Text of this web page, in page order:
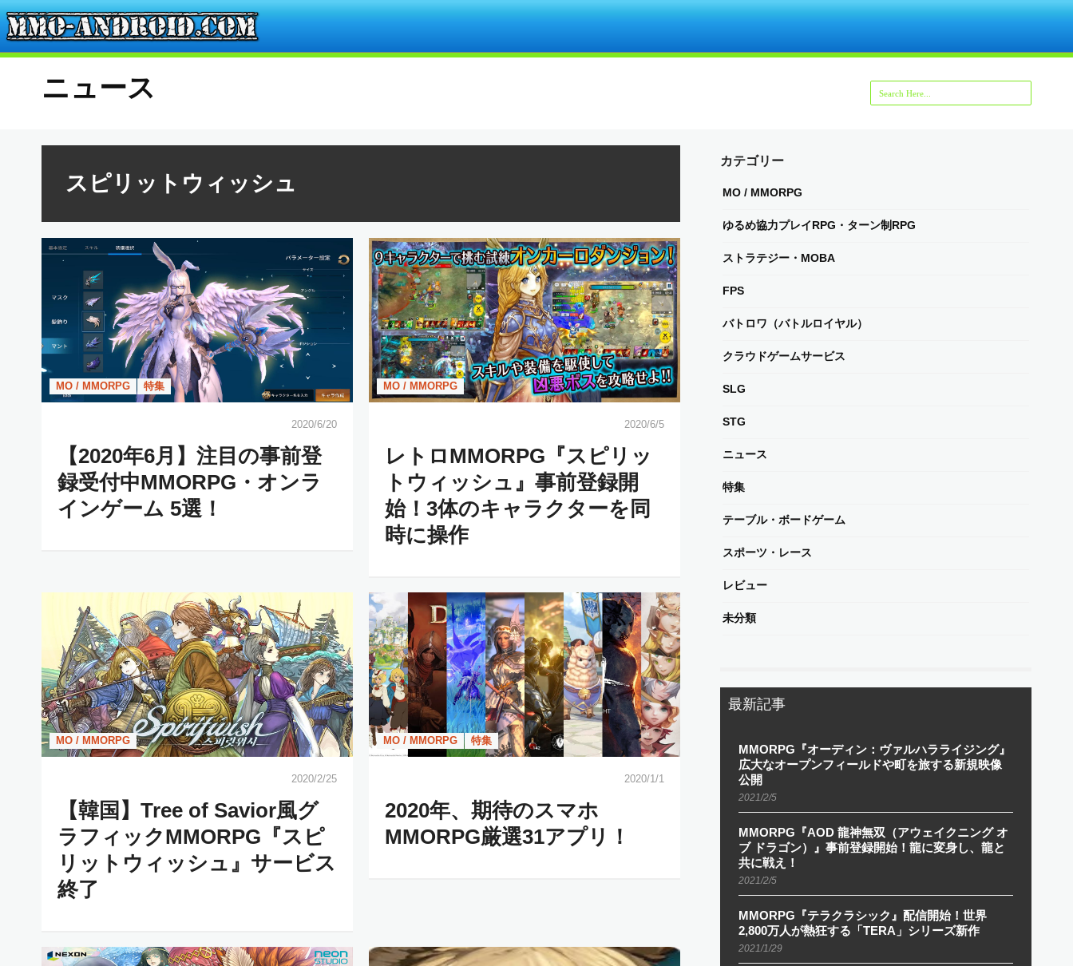
ニュース
スピリットウィッシュ
MO / MMORPG 特集
2020/6/20
【2020年6月】注目の事前登
録受付中MMORPG・オンラ
インゲーム 5選！
MO / MMORPG
2020/6/5
レトロMMORPG『スピリッ
トウィッシュ』事前登録開
始！3体のキャラクターを同
時に操作
MO / MMORPG
2020/2/25
【韓国】Tree of Savior風グ
ラフィックMMORPG『スピ
リットウィッシュ』サービス
終了
MO / MMORPG 特集
2020/1/1
2020年、期待のスマホ
MMORPG厳選31アプリ！
カテゴリー
MO / MMORPG
ゆるめ協力プレイRPG・ターン制RPG
ストラテジー・MOBA
FPS
バトロワ（バトルロイヤル）
クラウドゲームサービス
SLG
STG
ニュース
特集
テーブル・ボードゲーム
スポーツ・レース
レビュー
未分類
最新記事
MMORPG『オーディン：ヴァルハラライジング』
広大なオープンフィールドや町を旅する新規映像
公開
2021/2/5
MMORPG『AOD 龍神無双（アウェイクニング オ
ブ ドラゴン）』事前登録開始！龍に変身し、龍と
共に戦え！
2021/2/5
MMORPG『テラクラシック』配信開始！世界
2,800万人が熱狂する「TERA」シリーズ新作
2021/1/29